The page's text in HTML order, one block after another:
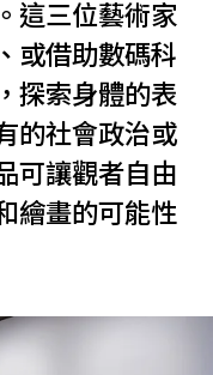
這三位藝術家
或借助數碼科
探索身體的表
的社會政治或
可讓觀者自由
繪畫的可能性